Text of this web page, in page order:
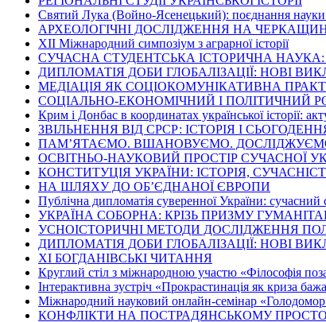
Святий Лука (Войно-Ясенецький): поєднання науки та
АРХЕОЛОГІЧНІ ДОСЛІДЖЕННЯ НА
ХІІ Міжнародний симпозіум з аграрної історії
СУЧАСНА СТУДЕНТСЬКА ІСТОРИЧНА НАУКА:
ДИПЛОМАТІЯ ДОБИ ГЛОБАЛІЗАЦІЇ: НОВІ
МЕДІАЦІЯ ЯК СОЦІОКОМУНІКАТИВНА
СОЦІАЛЬНО-ЕКОНОМІЧНИЙ І ПОЛІТИЧНИЙ
Крим і Донбас в координатах української історії:
ЗВІЛЬНЕННЯ ВІД СРСР: ІСТОРІЯ І
ПАМ’ЯТАЄМО. ВШАНОВУЄМО.
ОСВІТНЬО-НАУКОВИЙ ПРОСТІР СУЧАСНОЇ
КОНСТИТУЦІЯ УКРАЇНИ: ІСТОРІЯ,
НА ШЛЯХУ ДО ОБ’ЄДНАНОЇ ЄВРОПИ
Публічна дипломатія суверенної України: сучасний
УКРАЇНА СОБОРНА: КРІЗЬ ПРИЗМУ
УСНОІСТОРИЧНІ МЕТОДИ ДОСЛІДЖЕННЯ
ДИПЛОМАТІЯ ДОБИ ГЛОБАЛІЗАЦІЇ: НОВІ
ХІ БОГДАНІВСЬКІ ЧИТАННЯ
Круглий стіл з міжнародною участю «Філософія
Інтерактивна зустріч «Прокрастинація як криза
Міжнародний науковий онлайн-семінар «Голодомор.
КОНФЛІКТИ НА ПОСТРАДЯНСЬКОМУ